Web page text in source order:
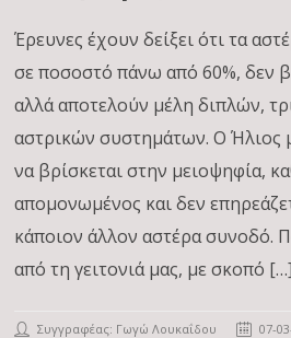
Έρευνες έχουν δείξει ότι τα
σε ποσοστό πάνω από 60%, δεν
αλλά αποτελούν μέλη διπλών,
αστρικών συστημάτων. Ο Ήλιος
να βρίσκεται στην μειοψηφία,
απομονωμένος και δεν
κάποιον άλλον αστέρα συνοδό.
από τη γειτονιά μας, με σκοπό […]
Συγγραφέας: Γωγώ Λουκαΐδου
07-